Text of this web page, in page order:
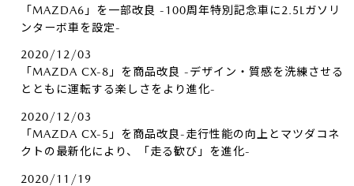
「MAZDA6」を一部改良 -100周年特別記念車に2.5Lガソリ
ンターボ車を設定-
2020/12/03
「MAZDA CX-8」を商品改良 -デザイン・質感を洗練させる
とともに運転する楽しさをより進化-
2020/12/03
「MAZDA CX-5」を商品改良-走行性能の向上とマツダコネ
クトの最新化により、「走る歓び」を進化-
2020/11/19